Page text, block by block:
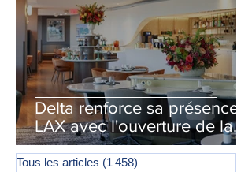
Delta renforce sa présence à
LAX avec l'ouverture de la
première phase d'un second
salon Delta One
Tous les articles (1 458)